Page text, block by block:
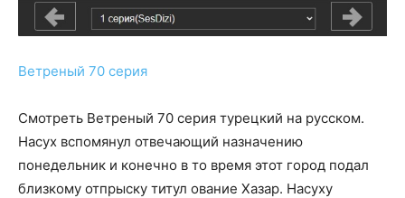
Ветреный 70 серия
Смотреть Ветреный 70 серия турецкий на русском.
Насух вспомянул отвечающий назначению
понедельник и конечно в то время этот город подал
близкому отпрыску титул ование Хазар. Насуху